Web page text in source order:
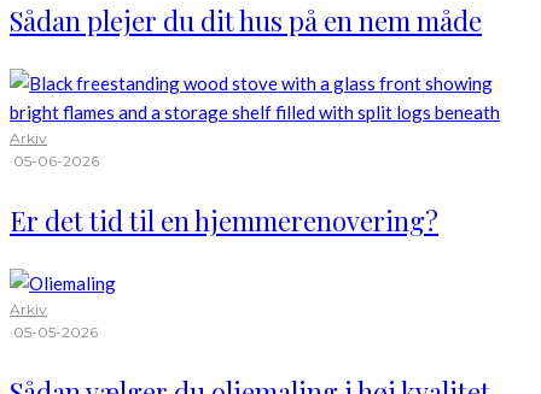
Sådan plejer du dit hus på en nem måde
Arkiv
·05-06-2026
Er det tid til en hjemmerenovering?
Arkiv
·05-05-2026